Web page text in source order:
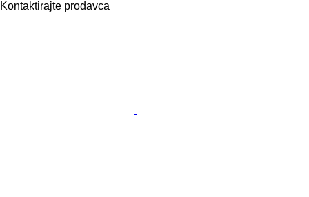
Kontaktirajte prodavca